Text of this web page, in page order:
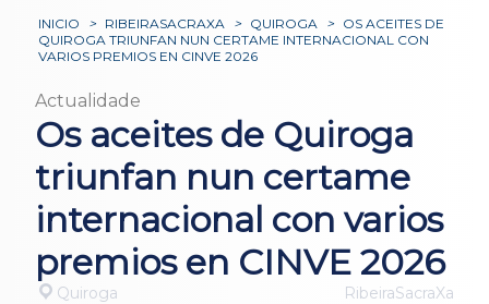
INICIO > RIBEIRASACRAXA > QUIROGA > OS ACEITES DE
QUIROGA TRIUNFAN NUN CERTAME INTERNACIONAL CON
VARIOS PREMIOS EN CINVE 2026
Actualidade
Os aceites de Quiroga
triunfan nun certame
internacional con varios
premios en CINVE 2026
Quiroga RibeiraSacraXa